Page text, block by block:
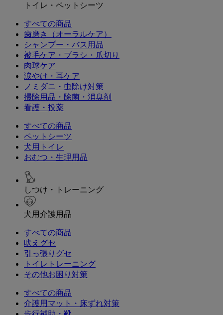
トイレ・ペットシーツ
すべての商品
歯磨き（オーラルケア）
シャンプー・バス用品
被毛ケア・ブラシ・爪切り
肉球ケア
涙やけ・耳ケア
ノミダニ・虫除け対策
掃除用品・除菌・消臭剤
看護・投薬
すべての商品
ペットシーツ
犬用トイレ
おむつ・生理用品
しつけ・トレーニング
犬用介護用品
すべての商品
吠えグセ
引っ張りグセ
トイレトレーニング
その他お困り対策
すべての商品
介護用マット・床ずれ対策